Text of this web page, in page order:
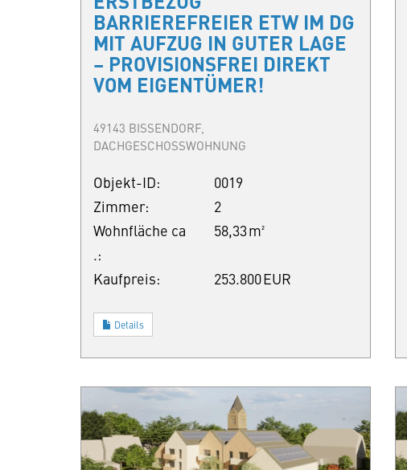
BARRIEREFREIER ETW IM DG
MIT AUFZUG IN GUTER LAGE
– PROVISIONSFREI DIREKT
VOM EIGENTÜMER!
49143 BISSENDORF,
DACHGESCHOSSWOHNUNG
Objekt-ID:
0019
Zimmer:
2
Wohnfläche ca
.:
58,33 m²
Kaufpreis: 253.800 EUR
Details